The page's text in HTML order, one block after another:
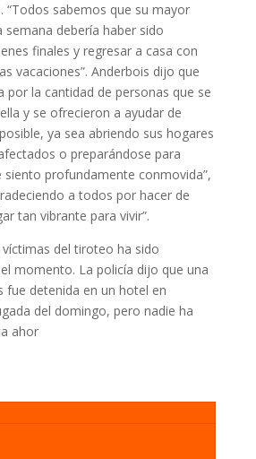
“Todos sabemos que su mayor
debería haber sido
finales y regresar a casa con
vacaciones”. Anderbois dijo que
por la cantidad de personas que se
y se ofrecieron a ayudar de
ya sea abriendo sus hogares
o preparándose para
siento profundamente conmovida”,
a todos por hacer de
tan vibrante para vivir”.
del tiroteo ha sido
momento. La policía dijo que una
fue detenida en un hotel en
del domingo, pero nadie ha
ahor